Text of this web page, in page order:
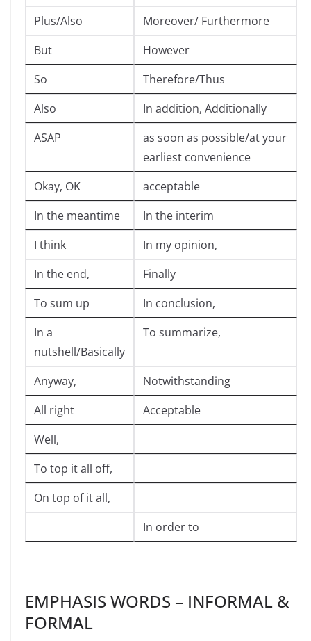
Plus/Also
Moreover/ Furthermore
But
However
So
Therefore/Thus
Also
In addition, Additionally
ASAP
as soon as possible/at your
earliest convenience
Okay, OK
acceptable
In the meantime
In the interim
I think
In my opinion,
In the end,
Finally
To sum up
In conclusion,
In a
nutshell/Basically
To summarize,
Anyway,
Notwithstanding
All right
Acceptable
Well,
To top it all off,
On top of it all,
In order to
EMPHASIS WORDS – INFORMAL &
FORMAL